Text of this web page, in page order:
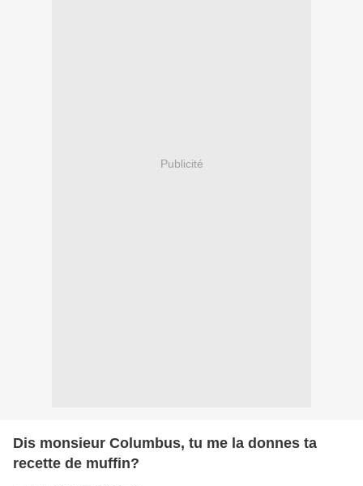
Publicité
Dis monsieur Columbus, tu me la donnes ta
recette de muffin?